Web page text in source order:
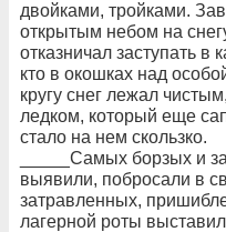
двойками, тройками.
открытым небом на
отказничал заступать в
кто в окошках над
кругу снег лежал
ледком, который еще
стало на нем скользко.
_____Самых борзых и
выявили, побросали в
затравленных,
лагерной роты